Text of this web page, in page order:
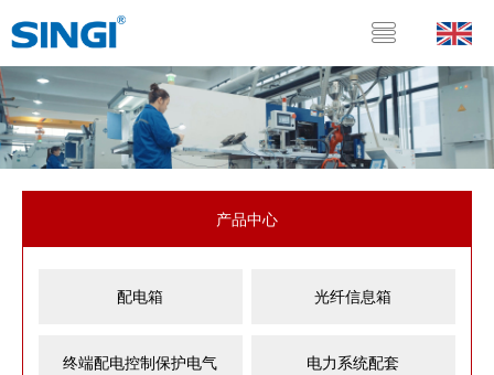
产品中心
配电箱 光纤信息箱
终端配电控制保护电气 电力系统配套